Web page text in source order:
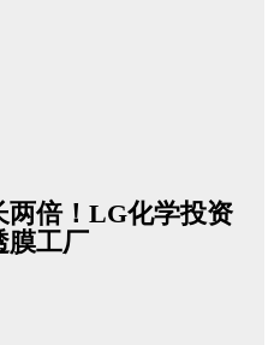
两倍！LG化学投资
膜工厂